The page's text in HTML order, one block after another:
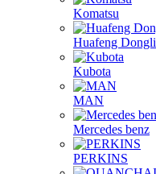
Komatsu
Huafeng Dongli
Kubota
MAN
Mercedes benz
PERKINS